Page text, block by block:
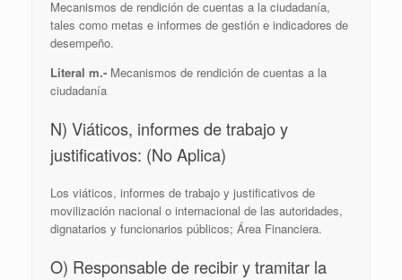
Mecanismos de rendición de cuentas a la ciudadanía,
tales como metas e informes de gestión e indicadores de
desempeño.
Literal m.- Mecanismos de rendición de cuentas a la
ciudadanía
N) Viáticos, informes de trabajo y
justificativos: (No Aplica)
Los viáticos, informes de trabajo y justificativos de
movilización nacional o internacional de las autoridades,
dignatarios y funcionarios públicos; Área Financiera.
O) Responsable de recibir y tramitar la